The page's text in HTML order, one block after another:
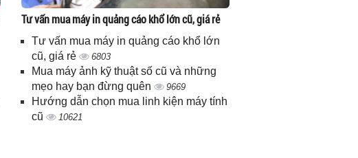
Tư vấn mua máy in quảng cáo khổ lớn cũ, giá rẻ
Tư vấn mua máy in quảng cáo khổ lớn
cũ, giá rẻ
6803
Mua máy ảnh kỹ thuật số cũ và những
mẹo hay bạn đừng quên
9669
Hướng dẫn chọn mua linh kiện máy tính
cũ
10621